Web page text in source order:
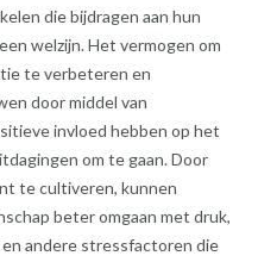
die bijdragen aan hun
welzijn. Het vermogen om
te verbeteren en
door middel van
invloed hebben op het
om te gaan. Door
te cultiveren, kunnen
beter omgaan met druk,
andere stressfactoren die